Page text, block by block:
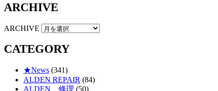
ARCHIVE
ARCHIVE
CATEGORY
★News (341)
ALDEN REPAIR (84)
ALDEN 修理 (50)